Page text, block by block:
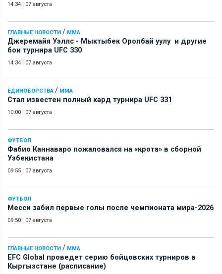
14:34 | 07 августа
ГЛАВНЫЕ НОВОСТИ / ММА
Джеремайя Уэллс - Мыктыбек Оролбай уулу и другие
бои турнира UFC 330
14:34 | 07 августа
ЕДИНОБОРСТВА / ММА
Стал известен полный кард турнира UFC 331
10:00 | 07 августа
ФУТБОЛ
Фабио Каннаваро пожаловался на «крота» в сборной
Узбекистана
09:55 | 07 августа
ФУТБОЛ
Месси забил первые голы после чемпионата мира-2026
09:50 | 07 августа
ГЛАВНЫЕ НОВОСТИ / ММА
EFC Global проведет серию бойцовских турниров в
Кыргызстане (расписание)